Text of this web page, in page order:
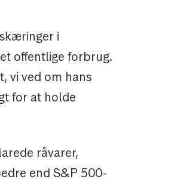
i
offentlige forbrug.
vi ved om hans
for at holde
råvarer,
end S&P 500-